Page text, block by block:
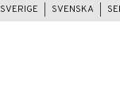
SVERIGE SVENSKA